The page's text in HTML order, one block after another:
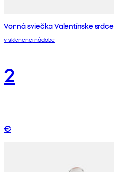
Vonná sviečka Valentínske srdce
v sklenenej nádobe
2
€